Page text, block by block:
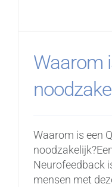
Waarom
Waarom is een
Neurofeedback
mensen met